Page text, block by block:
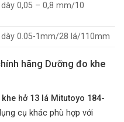
0,05 – 0,8 mm/10
0.05-1mm/28 lá/110mm
hãng Dưỡng đo khe
hở 13 lá Mitutoyo 184-
cụ khác phù hợp với